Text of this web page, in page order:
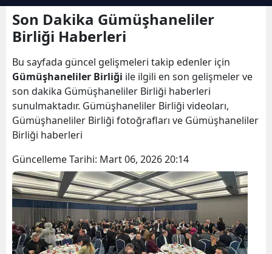
Bilecik
Bitlis
Bolu
Burdur
Çanakkale
Çankırı
Çorum
Denizli
Son Dakika Gümüşhaneliler
Birliği Haberleri
Bu sayfada güncel gelişmeleri takip edenler için
Gümüşhaneliler Birliği ile ilgili en son gelişmeler ve
son dakika Gümüşhaneliler Birliği haberleri
sunulmaktadır. Gümüşhaneliler Birliği videoları,
Gümüşhaneliler Birliği fotoğrafları ve Gümüşhaneliler
Birliği haberleri
Güncelleme Tarihi: Mart 06, 2026 20:14